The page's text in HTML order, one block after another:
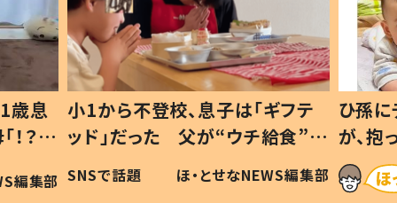
歳息
？」
編集部
小1から不登校、息子は「ギフテ
ッド」だった 父が“ウチ給食”を
作り続ける理由とは #令和の親
#令和の子
SNSで話題 ほ・とせなNEWS編集部
ひ孫
が、
「涙が
い」